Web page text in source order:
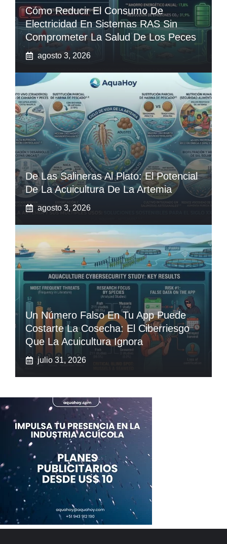
Cómo Reducir El Consumo De
Electricidad En Sistemas RAS Sin
Comprometer La Salud De Los Peces
agosto 3, 2026
De Las Salineras Al Plato: El Potencial
De La Acuicultura De La Artemia
agosto 3, 2026
Un Número Falso En Tu App Puede
Costarte La Cosecha: El Ciberriesgo
Que La Acuicultura Ignora
julio 31, 2026